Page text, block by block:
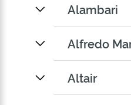
Alambari
Alfredo
Altair